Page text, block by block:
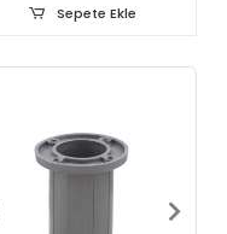
Sepete Ekle